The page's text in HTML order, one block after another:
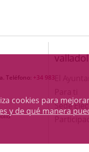
cookies para
y de qué manera
Teléfono: +34 983
Sede